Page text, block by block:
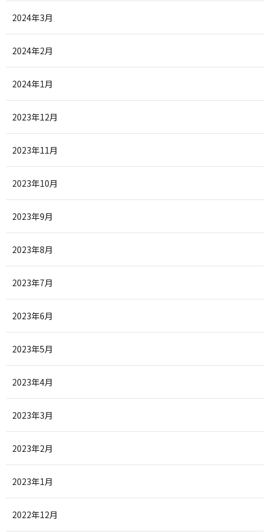
2024年3月
2024年2月
2024年1月
2023年12月
2023年11月
2023年10月
2023年9月
2023年8月
2023年7月
2023年6月
2023年5月
2023年4月
2023年3月
2023年2月
2023年1月
2022年12月